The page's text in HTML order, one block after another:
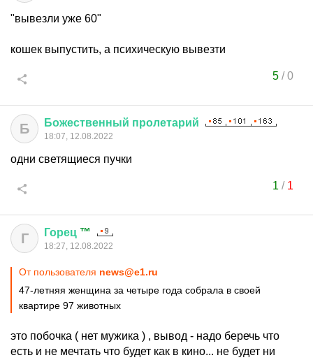
"вывезли уже 60"
кошек выпустить, а психическую вывезти
5/0
Б Божественный пролетарий
18:07, 12.08.2022
одни светящиеся пучки
1 / 1
Г Горец ™
18:27, 12.08.2022
От пользователя news@e1.ru
47-летняя женщина за четыре года собрала в своей
квартире 97 животных
это побочка ( нет мужика ) , вывод - надо беречь что
есть и не мечтать что будет как в кино... не будет ни